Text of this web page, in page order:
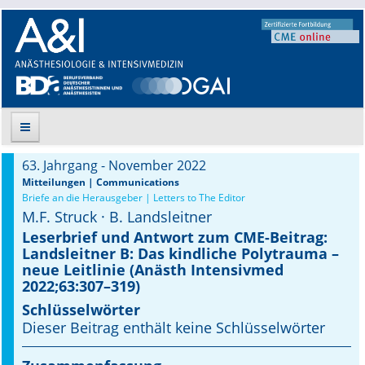
Suche
Aktuelle Ausgabe
Leitlinien
Archiv
Supplements
Supplements OrphanAnesthesia
63. Jahrgang - November 2022
Mitteilungen | Communications
Briefe an die Herausgeber | Letters to The Editor
M.F. Struck · B. Landsleitner
Leserbrief und Antwort zum CME-Beitrag:
Landsleitner B: Das kindliche Polytrauma –
neue Leitlinie (Anästh Intensivmed
2022;63:307–319)
Schlüsselwörter
Dieser Beitrag enthält keine Schlüsselwörter